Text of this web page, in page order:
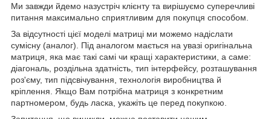
Ми завжди йдемо назустріч клієнту та вирішуємо суперечливі
питання максимально сприятливим для покупця способом.
За відсутності цієї моделі матриці ми можемо надіслати
сумісну (аналог). Під аналогом мається на увазі оригінальна
матриця, яка має такі самі чи кращі характеристики, а саме:
діагональ, роздільна здатність, тип інтерфейсу, розташування
роз'єму, тип підсвічування, технологія виробництва й
кріплення. Якщо Вам потрібна матриця з конкретним
партномером, будь ласка, укажіть це перед покупкою.